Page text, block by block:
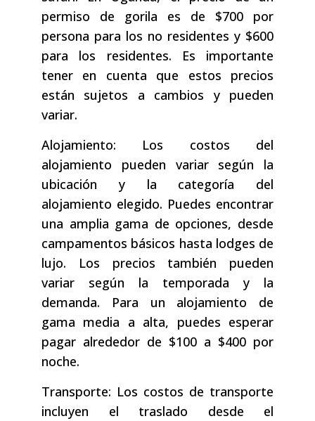
permiso de gorila es de $700 por
persona para los no residentes y $600
para los residentes. Es importante
tener en cuenta que estos precios
están sujetos a cambios y pueden
variar.
Alojamiento: Los costos del
alojamiento pueden variar según la
ubicación y la categoría del
alojamiento elegido. Puedes encontrar
una amplia gama de opciones, desde
campamentos básicos hasta lodges de
lujo. Los precios también pueden
variar según la temporada y la
demanda. Para un alojamiento de
gama media a alta, puedes esperar
pagar alrededor de $100 a $400 por
noche.
Transporte: Los costos de transporte
incluyen el traslado desde el